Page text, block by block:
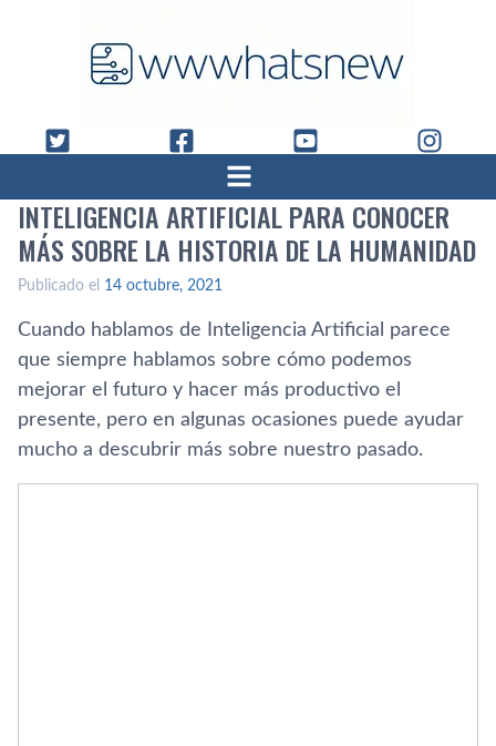
INTELIGENCIA ARTIFICIAL PARA CONOCER
MÁS SOBRE LA HISTORIA DE LA HUMANIDAD
Publicado el 14 octubre, 2021
Cuando hablamos de Inteligencia Artificial parece
que siempre hablamos sobre cómo podemos
mejorar el futuro y hacer más productivo el
presente, pero en algunas ocasiones puede ayudar
mucho a descubrir más sobre nuestro pasado.